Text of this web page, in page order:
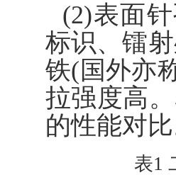
(2)表面
标识、镭
铁(国外亦
拉强度高
的性能对比
表1